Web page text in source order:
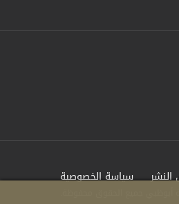
سياسة الخصوصية